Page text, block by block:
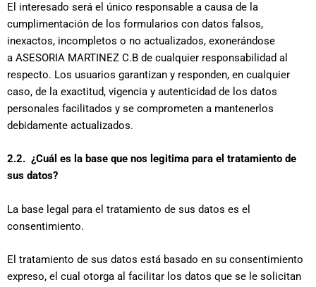
El interesado será el único responsable a causa de la
cumplimentación de los formularios con datos falsos,
inexactos, incompletos o no actualizados, exonerándose
a ASESORIA MARTINEZ C.B de cualquier responsabilidad al
respecto. Los usuarios garantizan y responden, en cualquier
caso, de la exactitud, vigencia y autenticidad de los datos
personales facilitados y se comprometen a mantenerlos
debidamente actualizados.
2.2. ¿Cuál es la base que nos legitima para el tratamiento de
sus datos?
La base legal para el tratamiento de sus datos es el
consentimiento.
El tratamiento de sus datos está basado en su consentimiento
expreso, el cual otorga al facilitar los datos que se le solicitan